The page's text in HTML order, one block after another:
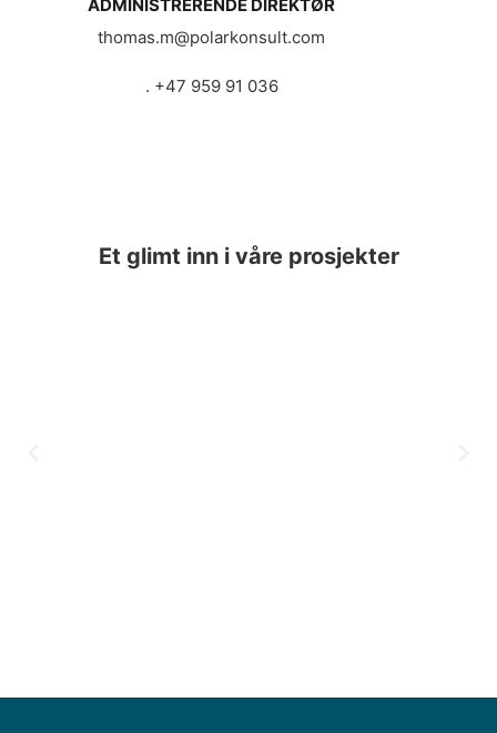
ADMINISTRERENDE DIREKTØR
thomas.m@polarkonsult.com
. +47 959 91 036
Et glimt inn i våre prosjekter